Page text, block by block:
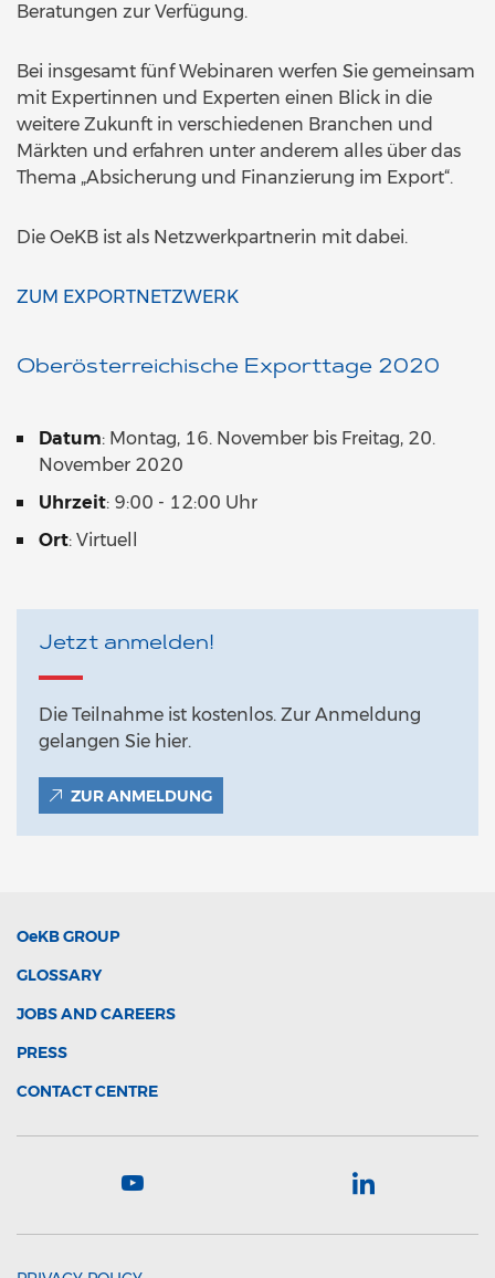
Beratungen zur Verfügung.
Bei insgesamt fünf Webinaren werfen Sie gemeinsam
mit Expertinnen und Experten einen Blick in die
weitere Zukunft in verschiedenen Branchen und
Märkten und erfahren unter anderem alles über das
Thema „Absicherung und Finanzierung im Export“.
Die OeKB ist als Netzwerkpartnerin mit dabei.
ZUM EXPORTNETZWERK
Oberösterreichische Exporttage 2020
Datum: Montag, 16. November bis Freitag, 20.
November 2020
Uhrzeit: 9:00 - 12:00 Uhr
Ort: Virtuell
Jetzt anmelden!
Die Teilnahme ist kostenlos. Zur Anmeldung
gelangen Sie hier.
ZUR ANMELDUNG
OeKBGROUP
GLOSSARY
JOBS AND CAREERS
PRESS
CONTACT CENTRE